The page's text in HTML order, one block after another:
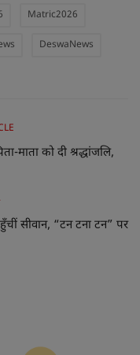
Matric2026
DeswaNews
माता को दी श्रद्धांजलि,
सीवान, “टन टना टन” पर